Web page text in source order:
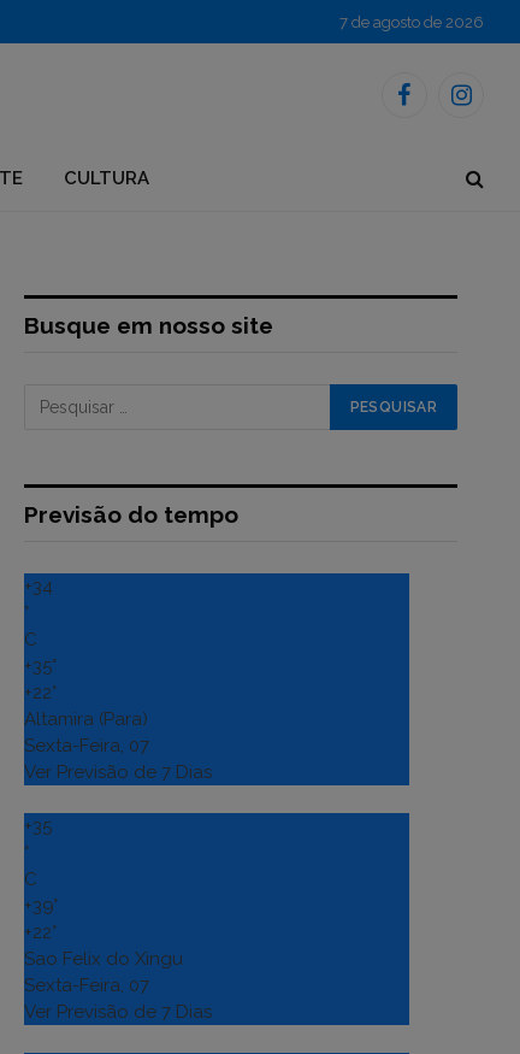
7 de agosto de 2026
Facebook
CULTURA
Busque em nosso site
Previsão do tempo
+34
°
C
+35°
+22°
Altamira (Para)
Sexta-Feira, 07
Ver Previsão de 7 Dias
+35
°
C
+39°
+22°
Sao Felix do Xingu
Sexta-Feira, 07
Ver Previsão de 7 Dias